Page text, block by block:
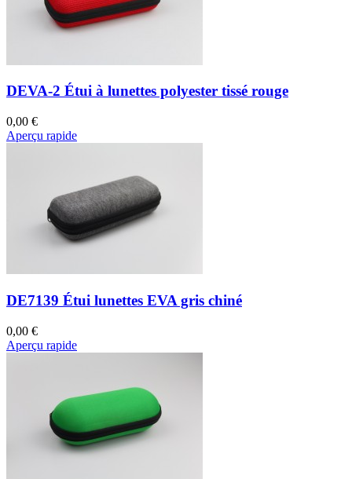
DEVA-2 Étui à lunettes polyester tissé rouge
0,00 €
Aperçu rapide
DE7139 Étui lunettes EVA gris chiné
0,00 €
Aperçu rapide